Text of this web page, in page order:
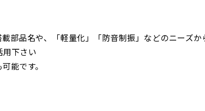
部品名や、「軽量化」「防音制振」などのニーズ
下さい
能です。